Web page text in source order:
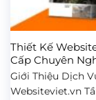
Thiết Kế
Cấp Chuyên
Giới Thiệu Dịch
Websiteviet.vn